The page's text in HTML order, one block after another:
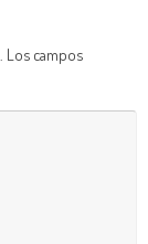
Los campos